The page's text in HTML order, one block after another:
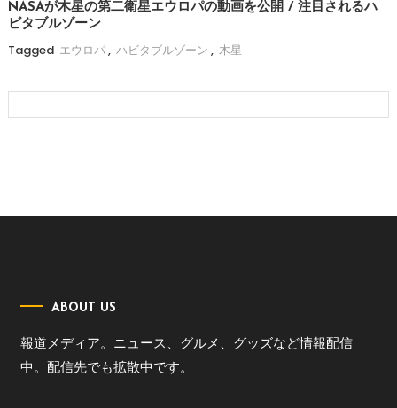
NASAが木星の第二衛星エウロパの動画を公開 / 注目されるハ
ビタブルゾーン
Tagged エウロパ, ハビタブルゾーン , 木星
ABOUT US
報道メディア。ニュース、グルメ、グッズなど情報配信
中。配信先でも拡散中です。